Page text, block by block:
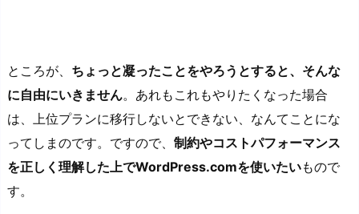
ところが、 ちょっと凝ったことをやろうとすると、そんな
に自由にいきません。あれもこれもやりたくなった場合
は、上位プランに移行しないとできない、なんてことにな
ってしまのです。ですので、 制約やコストパフォーマンス
を正しく理解した上でWordPress.comを使いたいもので
す。